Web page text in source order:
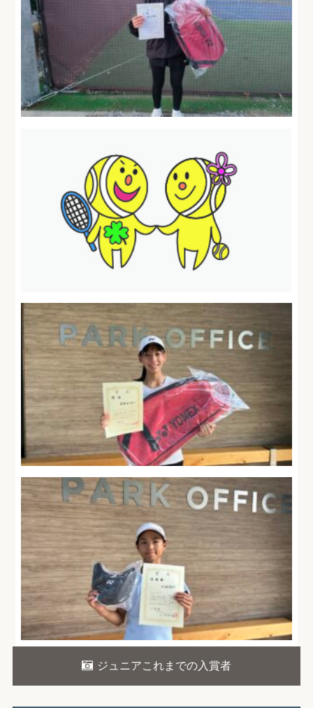
ジュニアこれまでの入賞者